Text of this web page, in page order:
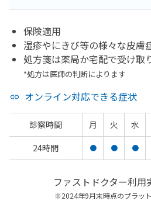
保険適用
湿疹やにきび等の様々な皮膚
処方箋は薬局か宅配で受け取
*処方は医師の判断によります
オンライン対応できる症状
診察時間 月 火 水
24時間
● ● ●
ファストドクター利用
※2024年9月末時点のプラッ